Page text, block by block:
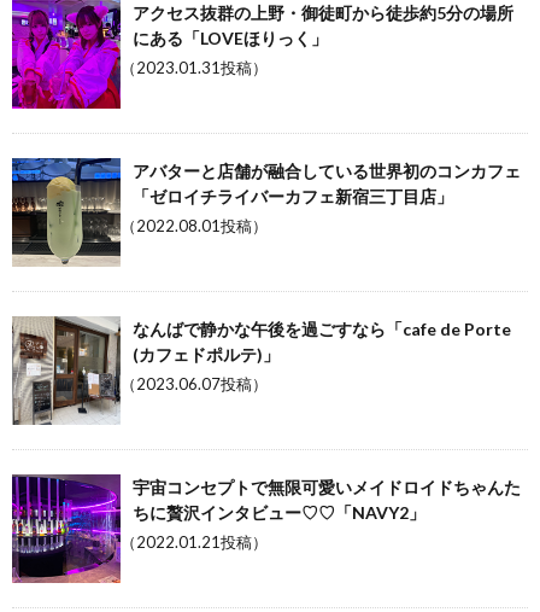
アクセス抜群の上野・御徒町から徒歩約5分の場所
にある「LOVEほりっく」
（2023.01.31投稿）
アバターと店舗が融合している世界初のコンカフェ
「ゼロイチライバーカフェ新宿三丁目店」
（2022.08.01投稿）
なんばで静かな午後を過ごすなら「cafe de Porte
(カフェドポルテ)」
（2023.06.07投稿）
宇宙コンセプトで無限可愛いメイドロイドちゃんた
ちに贅沢インタビュー♡♡「NAVY2」
（2022.01.21投稿）